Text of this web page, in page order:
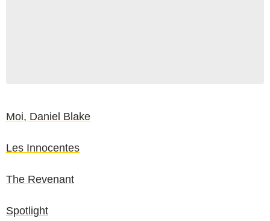
Moi, Daniel Blake
Les Innocentes
The Revenant
Spotlight